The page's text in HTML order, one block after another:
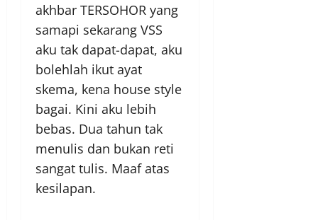
akhbar TERSOHOR yang
samapi sekarang VSS
aku tak dapat-dapat, aku
bolehlah ikut ayat
skema, kena house style
bagai. Kini aku lebih
bebas. Dua tahun tak
menulis dan bukan reti
sangat tulis. Maaf atas
kesilapan.